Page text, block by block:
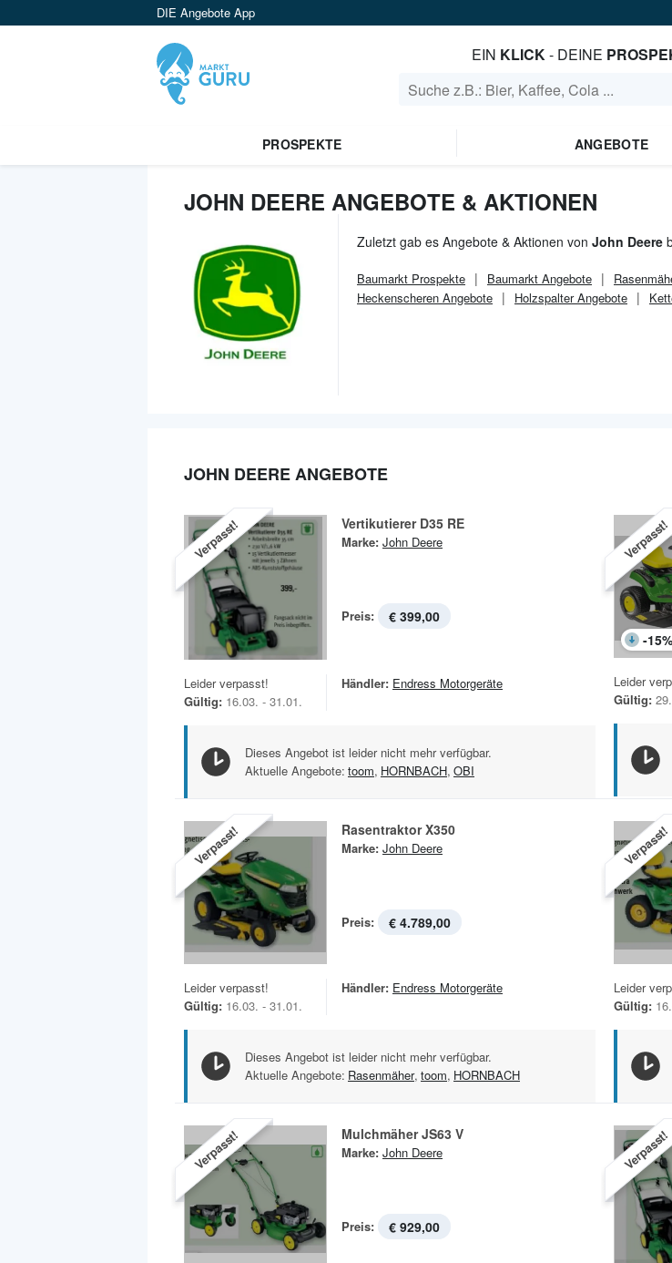
DIE Angebote App
EIN KLICK- DEINE
PROSPEKTE ANGEBOTE
JOHN DEERE ANGEBOTE & AKTIONEN
Zuletzt gab es Angebote & Aktionen von John Deere
Baumarkt Prospekte Baumarkt Angebote
Heckenscheren Angebote
Holzspalter Angebote
JOHN DEERE ANGEBOTE
Verpasst! Vertikutierer D35 RE
Marke: John Deere
Preis: € 399,00
Leider verpasst!
Gültig: 16.03. - 31.01.
Händler: Endress Motorgeräte
Dieses Angebot ist leider nicht mehr verfügbar.
Aktuelle Angebote: toom, HORNBACH, OBI
Verpasst!
-15%
Leider
Gültig:
Verpasst! Rasentraktor X350
Marke: John Deere
Preis: € 4.789,00
Leider verpasst!
Gültig: 16.03. - 31.01.
Händler: Endress Motorgeräte
Dieses Angebot ist leider nicht mehr verfügbar.
Aktuelle Angebote: Rasenmäher, toom, HORNBACH
Verpasst!
Leider
Gültig:
Verpasst! Mulchmäher JS63 V
Marke: John Deere
Preis: € 929,00
Verpasst!